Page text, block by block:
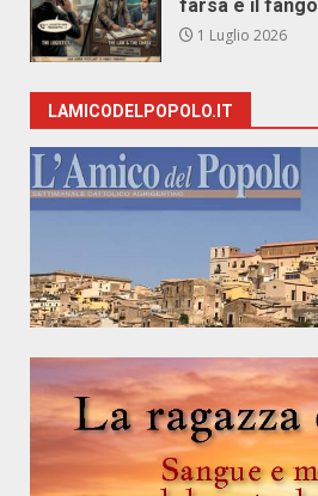
farsa e il fango
1 Luglio 2026
LAMICODELPOPOLO.IT